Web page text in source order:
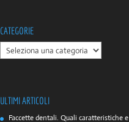
CATEGORIE
CATEGORIE
ULTIMI ARTICOLI
Faccette dentali. Quali caratteristiche e